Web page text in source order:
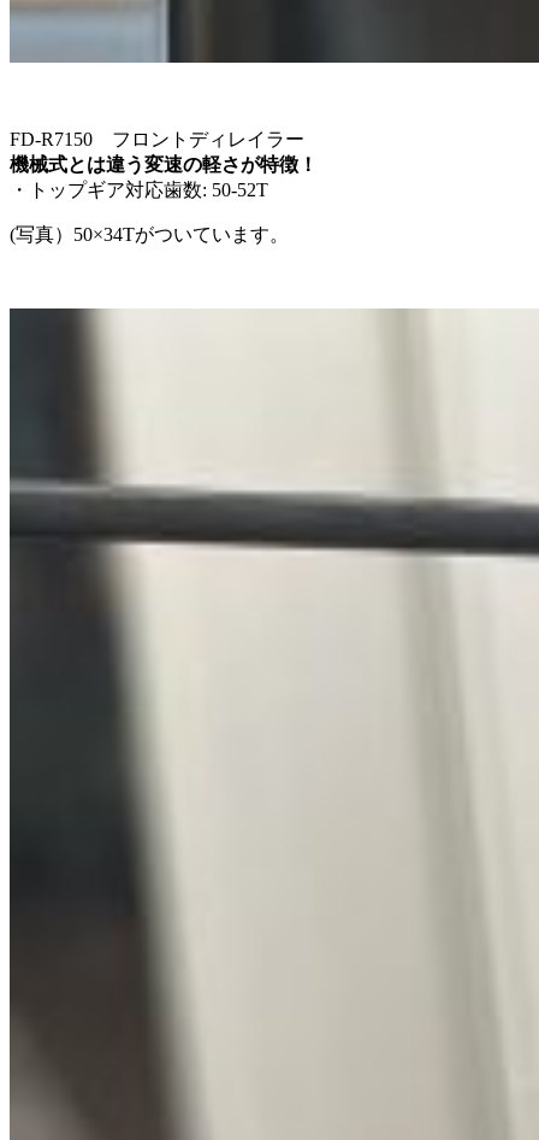
FD-R7150 フロントディレイラー
機械式とは違う変速の軽さが特徴！
・トップギア対応歯数: 50-52T
(写真）50×34Tがついています。